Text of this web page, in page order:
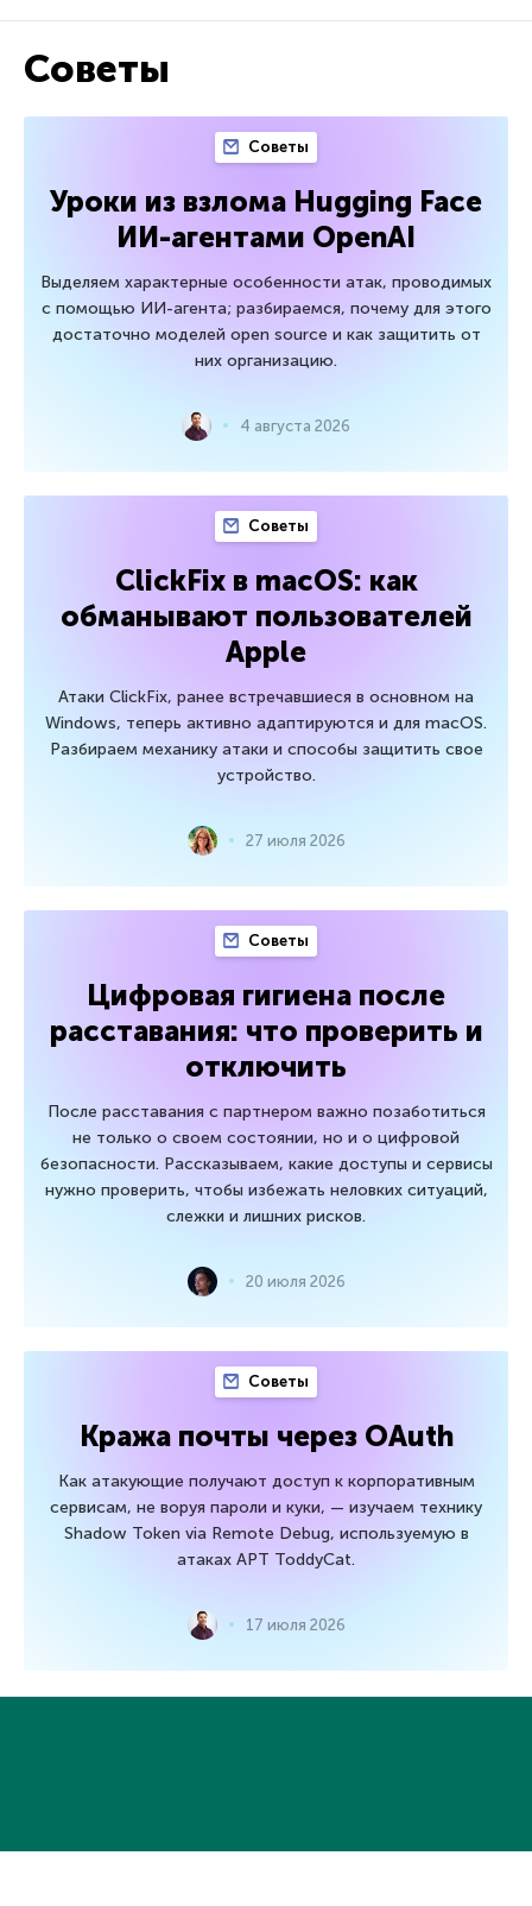
Советы
Советы
Уроки из взлома Hugging Face
ИИ-агентами OpenAI
Выделяем характерные особенности атак, проводимых
с помощью ИИ-агента; разбираемся, почему для этого
достаточно моделей open source и как защитить от
них организацию.
4 августа 2026
Советы
ClickFix в macOS: как
обманывают пользователей
Apple
Атаки ClickFix, ранее встречавшиеся в основном на
Windows, теперь активно адаптируются и для macOS.
Разбираем механику атаки и способы защитить свое
устройство.
27 июля 2026
Советы
Цифровая гигиена после
расставания: что проверить и
отключить
После расставания с партнером важно позаботиться
не только о своем состоянии, но и о цифровой
безопасности. Рассказываем, какие доступы и сервисы
нужно проверить, чтобы избежать неловких ситуаций,
слежки и лишних рисков.
20 июля 2026
Советы
Кража почты через OAuth
Как атакующие получают доступ к корпоративным
сервисам, не воруя пароли и куки, — изучаем технику
Shadow Token via Remote Debug, используемую в
атаках APT ToddyCat.
17 июля 2026